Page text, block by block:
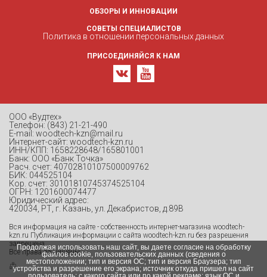
ОБЗОРЫ И ИННОВАЦИИ
СОВЕТЫ СПЕЦИАЛИСТОВ
Политика в отношении персональных данных
ПРИСОЕДИНЯЙСЯ К НАМ
ООО «Вудтех»
Телефон: (843) 21-21-490
E-mail: woodtech-kzn@mail.ru
Интернет-сайт: woodtech-kzn.ru
ИНН/КПП: 1658228648/165801001
Банк: ООО «Банк Точка»
Расч. счет: 40702810107500009762
БИК: 044525104
Кор. счет: 30101810745374525104
ОГРН: 1201600074477
Юридический адрес:
420034, РТ, г. Казань, ул. Декабристов, д.89В
Вся информация на сайте - собственность интернет-магазина woodtech-
kzn.ru Публикация информации с сайта woodtech-kzn.ru без разрешения
запрещена.
Все права защищены.
Продолжая использовать наш сайт, вы даете согласие на обработку
файлов cookie, пользовательских данных (сведения о
местоположении; тип и версия ОС; тип и версия Браузера; тип
устройства и разрешение его экрана; источник откуда пришел на сайт